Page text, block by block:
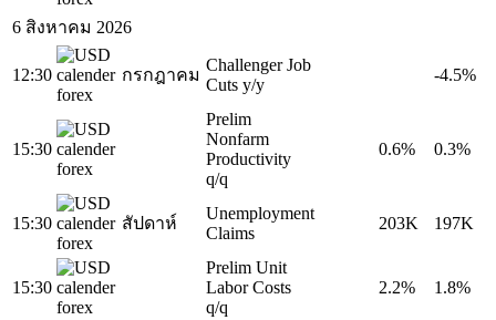
6 สิงหาคม 2026
12:30 กรกฎาคม
Challenger Job
Cuts y/y
-4.5%
15:30
Prelim
Nonfarm
Productivity
q/q
0.6% 0.3%
15:30 สัปดาห์
Unemployment
Claims
203K 197K
15:30
Prelim Unit
Labor Costs
q/q
2.2% 1.8%